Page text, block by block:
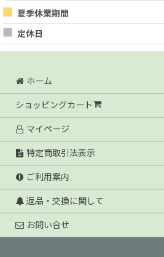
夏季休業期間
定休日
ホーム
ショッピングカート
マイページ
特定商取引法表示
ご利用案内
返品・交換に関して
お問い合せ